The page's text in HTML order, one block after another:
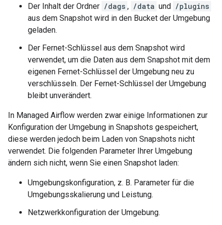
Der Inhalt der Ordner /dags , /data und /plugins
aus dem Snapshot wird in den Bucket der Umgebung
geladen.
Der Fernet-Schlüssel aus dem Snapshot wird
verwendet, um die Daten aus dem Snapshot mit dem
eigenen Fernet-Schlüssel der Umgebung neu zu
verschlüsseln. Der Fernet-Schlüssel der Umgebung
bleibt unverändert.
In Managed Airflow werden zwar einige Informationen zur
Konfiguration der Umgebung in Snapshots gespeichert,
diese werden jedoch beim Laden von Snapshots nicht
verwendet. Die folgenden Parameter Ihrer Umgebung
ändern sich nicht, wenn Sie einen Snapshot laden:
Umgebungskonfiguration, z. B. Parameter für die
Umgebungsskalierung und Leistung.
Netzwerkkonfiguration der Umgebung.